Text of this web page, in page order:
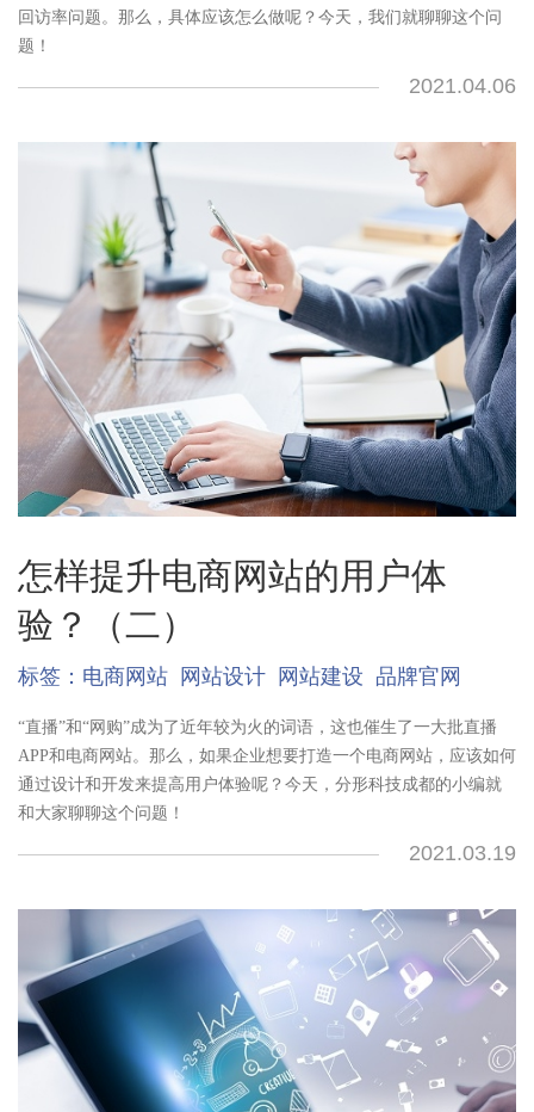
回访率问题。那么，具体应该怎么做呢？今天，我们就聊聊这个问
题！
2021.04.06
怎样提升电商网站的用户体
验？（二）
标签： 电商网站 网站设计 网站建设 品牌官网
“直播”和“网购”成为了近年较为火的词语，这也催生了一大批直播
APP和电商网站。那么，如果企业想要打造一个电商网站，应该如何
通过设计和开发来提高用户体验呢？今天，分形科技成都的小编就
和大家聊聊这个问题！
2021.03.19